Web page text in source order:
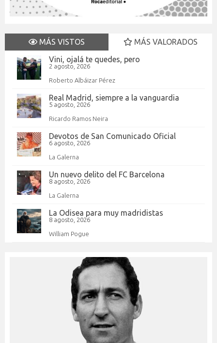
MÁS VISTOS
MÁS VALORADOS
Vini, ojalá te quedes, pero
2 agosto, 2026
Roberto Albáizar Pérez
Real Madrid, siempre a la vanguardia
5 agosto, 2026
Ricardo Ramos Neira
Devotos de San Comunicado Oficial
6 agosto, 2026
La Galerna
Un nuevo delito del FC Barcelona
8 agosto, 2026
La Galerna
La Odisea para muy madridistas
8 agosto, 2026
William Pogue